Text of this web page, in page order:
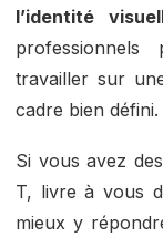
l’identité
travailler sur
cadre bien défini.
Si vous avez
T, livre à vous
mieux y